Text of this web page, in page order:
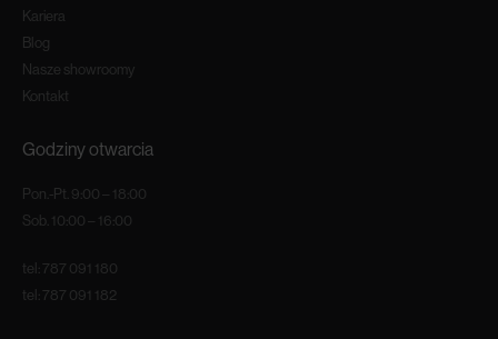
Kariera
Blog
Nasze showroomy
Kontakt
Godziny otwarcia
Pon.-Pt. 9:00 – 18:00
Sob. 10:00 – 16:00
tel: 787 091 180
tel: 787 091 182